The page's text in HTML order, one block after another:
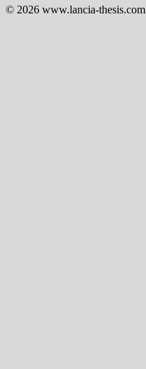
© 2026 www.lancia-thesis.com